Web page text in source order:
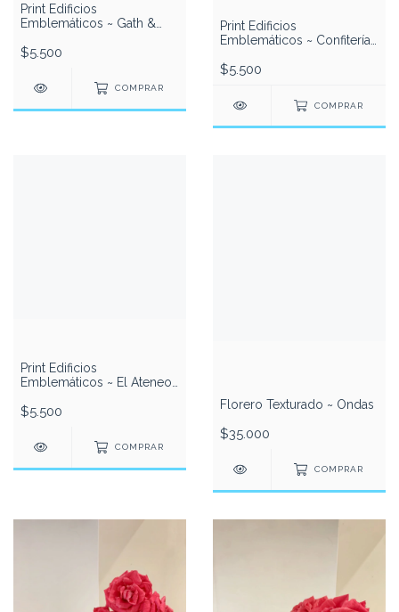
Print Edificios
Emblemáticos ~ Gath &
$5.500
COMPRAR
Print Edificios
Emblemáticos ~ Confitería
$5.500
COMPRAR
Print Edificios
Emblemáticos ~ El Ateneo
$5.500
COMPRAR
Florero Texturado ~ Ondas
$35.000
COMPRAR